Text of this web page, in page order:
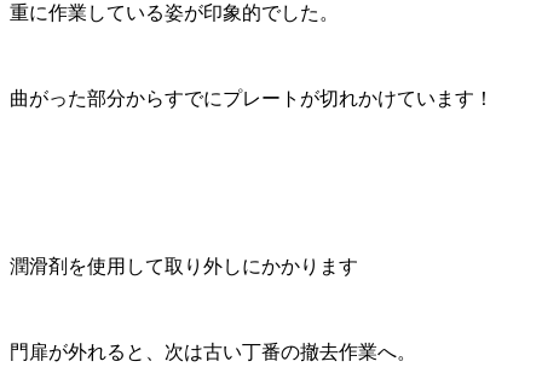
重に作業している姿が印象的でした。
曲がった部分からすでにプレートが切れかけています！
潤滑剤を使用して取り外しにかかります
門扉が外れると、次は古い丁番の撤去作業へ。